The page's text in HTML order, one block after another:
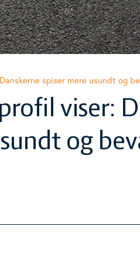
spiser mere usundt og
viser:
og